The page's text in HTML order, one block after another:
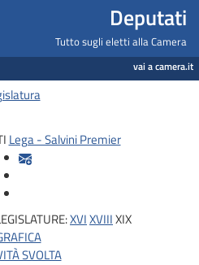
- Deputati
Tutto sugli eletti alla Camera
vai a camera.it
Lega - Salvini Premier
XVIXVIIIXIX
SVOLTA